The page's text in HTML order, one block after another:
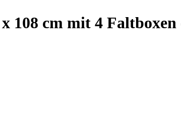
108 cm mit 4